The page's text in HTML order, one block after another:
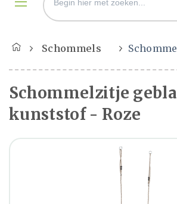
Schommels
Schommelzitje
kunststof - Roze